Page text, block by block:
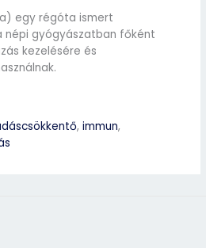
egy régóta ismert
népi gyógyászatban főként
kezelésére és
,immun,